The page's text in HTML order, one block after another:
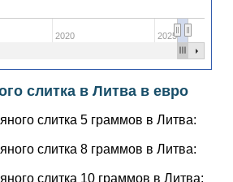
2020 2025
слитка в Литва в евро
слитка 5 граммов в Литва:
слитка 8 граммов в Литва:
слитка 10 граммов в Литва: